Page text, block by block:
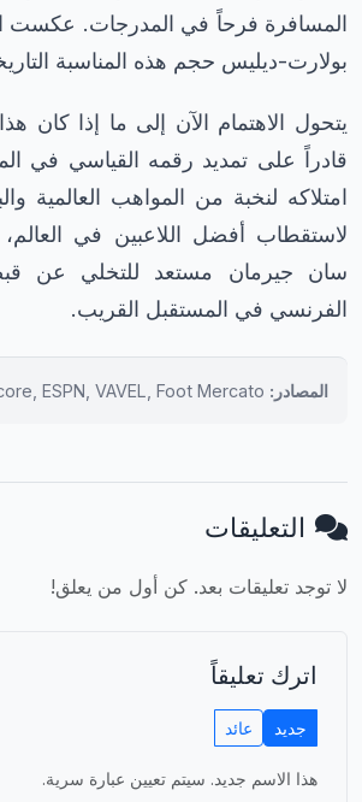
المسافرة فرحاً في المدرجات. عكست
بولارت-ديليس حجم هذه المناسبة
يتحول الاهتمام الآن إلى ما إذا كان
قادراً على تمديد رقمه القياسي في
امتلاكه لنخبة من المواهب العالمية
لاستقطاب أفضل اللاعبين في
سان جيرمان مستعد للتخلي عن
الفرنسي في المستقبل القريب.
المصادر:
التعليقات
لا توجد تعليقات بعد. كن أول من يعلق!
اترك تعليقاً
جديد عائد
هذا الاسم جديد. سيتم تعيين عبارة سرية.